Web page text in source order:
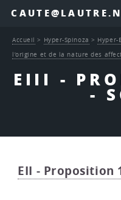
EIII -
-
Accueil > Hyper-Spinoza > Hyper-
l’origine et de la nature des
EII - Proposition